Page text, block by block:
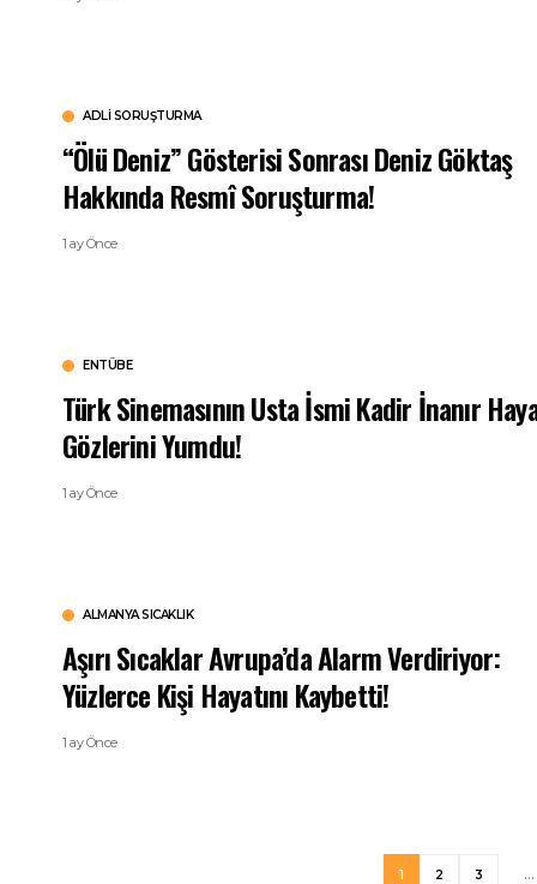
ADLI SORUŞTURMA
“Ölü Deniz” Gösterisi Sonrası Deniz Göktaş
Hakkında Resmî Soruşturma!
1 ay Önce
ENTÜBE
Türk Sinemasının Usta İsmi Kadir İnanır
Gözlerini Yumdu!
1 ay Önce
ALMANYA SICAKLIK
Aşırı Sıcaklar Avrupa’da Alarm Verdiriyor:
Yüzlerce Kişi Hayatını Kaybetti!
1 ay Önce
1 2 3 …